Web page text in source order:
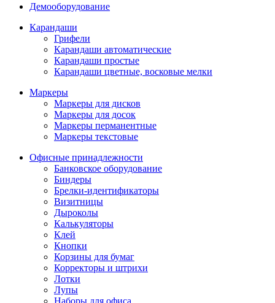
Демооборудование
Карандаши
Грифели
Карандаши автоматические
Карандаши простые
Карандаши цветные, восковые мелки
Маркеры
Маркеры для дисков
Маркеры для досок
Маркеры перманентные
Маркеры текстовые
Офисные принадлежности
Банковское оборудование
Биндеры
Брелки-идентификаторы
Визитницы
Дыроколы
Калькуляторы
Клей
Кнопки
Корзины для бумаг
Корректоры и штрихи
Лотки
Лупы
Наборы для офиса